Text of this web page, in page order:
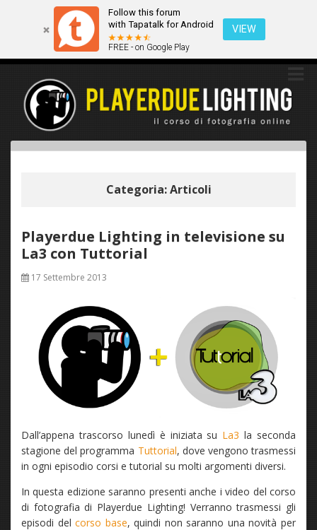
Follow this forum
with Tapatalk for Android
FREE - on Google Play
VIEW
Categoria: Articoli
Playerdue Lighting in televisione su
La3 con Tuttorial
17 Settembre 2013
Dall’appena trascorso lunedì è iniziata su La3 la seconda
stagione del programma Tuttorial, dove vengono trasmessi
in ogni episodio corsi e tutorial su molti argomenti diversi.
In questa edizione saranno presenti anche i video del corso
di fotografia di Playerdue Lighting! Verranno trasmessi gli
episodi delcorso base, quindi non saranno una novità per
Questo sito utilizza i cookies. Continuando a navigare tra queste
pagine acconsenti implicitamente all'uso dei cookies.
Ok Scopri di più